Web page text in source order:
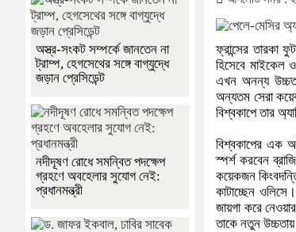
ফ্রান্সের তারকা
হিসেবে মাইকেল
এখন অনন্য
অন্যতম সেরা
বিশ্বকাপে তার
বিশ্বকাপের এক
স্পর্শ করবেন
কয়েকজন
কাটাচ্ছেন
জায়গা করে
তাকে নতুন উচ্চতায়
অস্ত্র-সংকট সম্পর্কে জানতেন না
ট্রাম্প, হেগসেথের সঙ্গে বাগ্‌যুদ্ধে
জড়ান প্রেসিডেন্ট
নদীদূষণ রোধে সমন্বিত পদক্ষেপ
গ্রহণে অবহেলার সুযোগ নেই:
প্রধানমন্ত্রী